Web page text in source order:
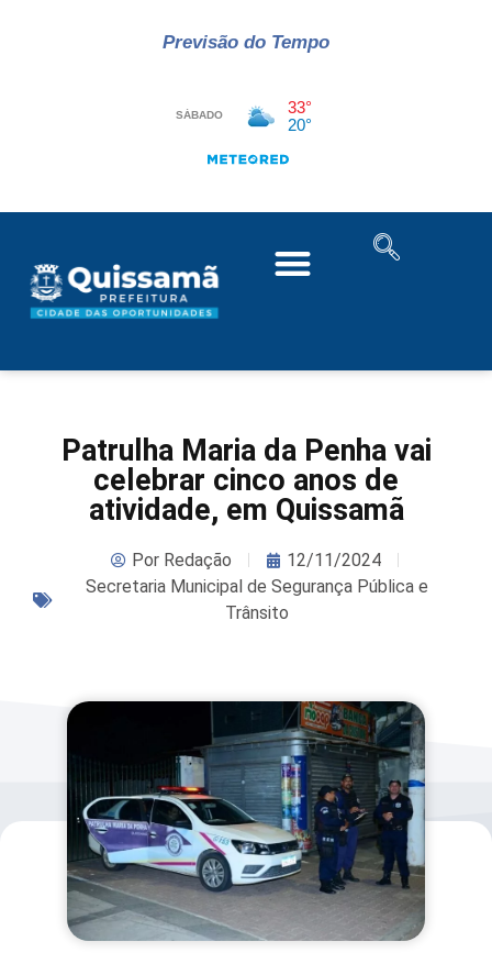
Previsão do Tempo
Patrulha Maria da Penha vai
celebrar cinco anos de
atividade, em Quissamã
PorRedação
12/11/2024
Secretaria Municipal de Segurança Pública e
Trânsito